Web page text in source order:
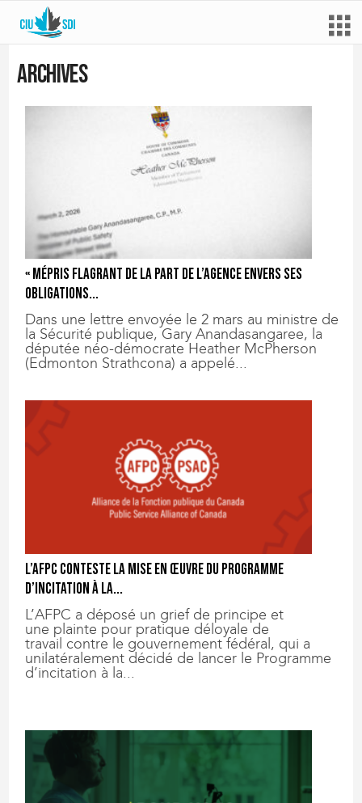
Archives
« Mépris flagrant de la part de l’Agence envers ses
obligations...
Dans une lettre envoyée le 2 mars au ministre de
la Sécurité publique, Gary Anandasangaree, la
députée néo-démocrate Heather McPherson
(Edmonton Strathcona) a appelé...
L’AFPC conteste la mise en œuvre du Programme
d’incitation à la...
L’AFPC a déposé un grief de principe et
une plainte pour pratique déloyale de
travail contre le gouvernement fédéral, qui a
unilatéralement décidé de lancer le Programme
d’incitation à la...